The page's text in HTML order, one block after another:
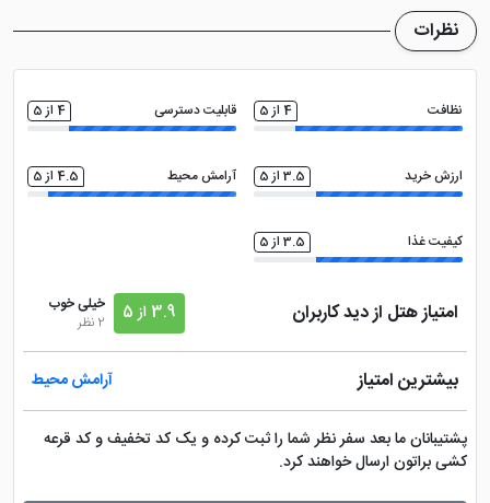
نظرات
نظافت 4 از 5 قابلیت دسترسی 4 از 5
ارزش خرید 3.5 از 5 آرامش محیط 4.5 از 5
کیفیت غذا 3.5 از 5
امتیاز هتل از دید کاربران 3.9 از 5
خیلی خوب
2 نظر
بیشترین امتیاز آرامش محیط
پشتیبانان ما بعد سفر نظر شما را ثبت کرده و یک کد تخفیف و کد قرعه
کشی براتون ارسال خواهند کرد.